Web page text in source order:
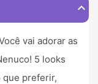
expand_less
vai adorar as
5 looks
que preferir,